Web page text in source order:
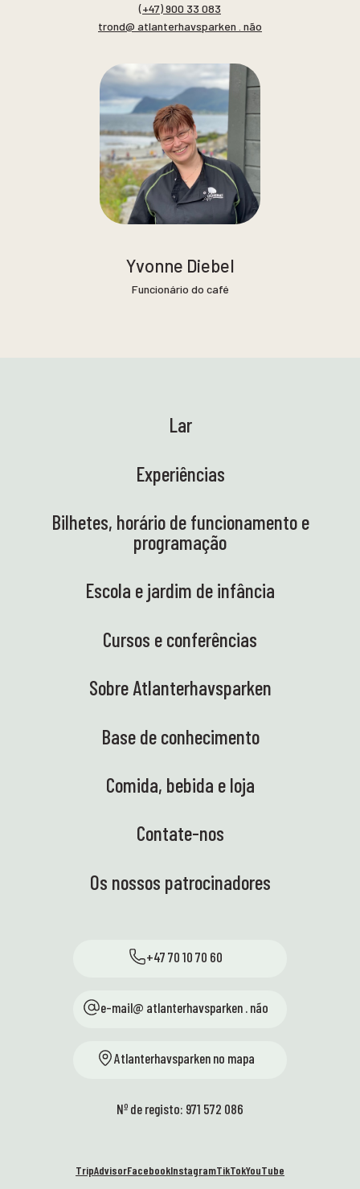
(+47) 900 33 083
trond@ atlanterhavsparken . não
Yvonne Diebel
Funcionário do café
Lar
Experiências
Bilhetes, horário de funcionamento e
programação
Escola e jardim de infância
Cursos e conferências
Sobre Atlanterhavsparken
Base de conhecimento
Comida, bebida e loja
Contate-nos
Os nossos patrocinadores
+47 70 10 70 60
e-mail@ atlanterhavsparken . não
Atlanterhavsparken no mapa
Nº de registo: 971 572 086
TripAdvisorFacebookInstagramTikTokYouTube